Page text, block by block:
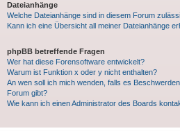
Dateianhänge
Welche Dateianhänge sind in diesem Forum
Kann ich eine Übersicht all meiner Dateianhänge
phpBB betreffende Fragen
Wer hat diese Forensoftware entwickelt?
Warum ist Funktion x oder y nicht enthalten?
An wen soll ich mich wenden, falls es
Forum gibt?
Wie kann ich einen Administrator des Boards